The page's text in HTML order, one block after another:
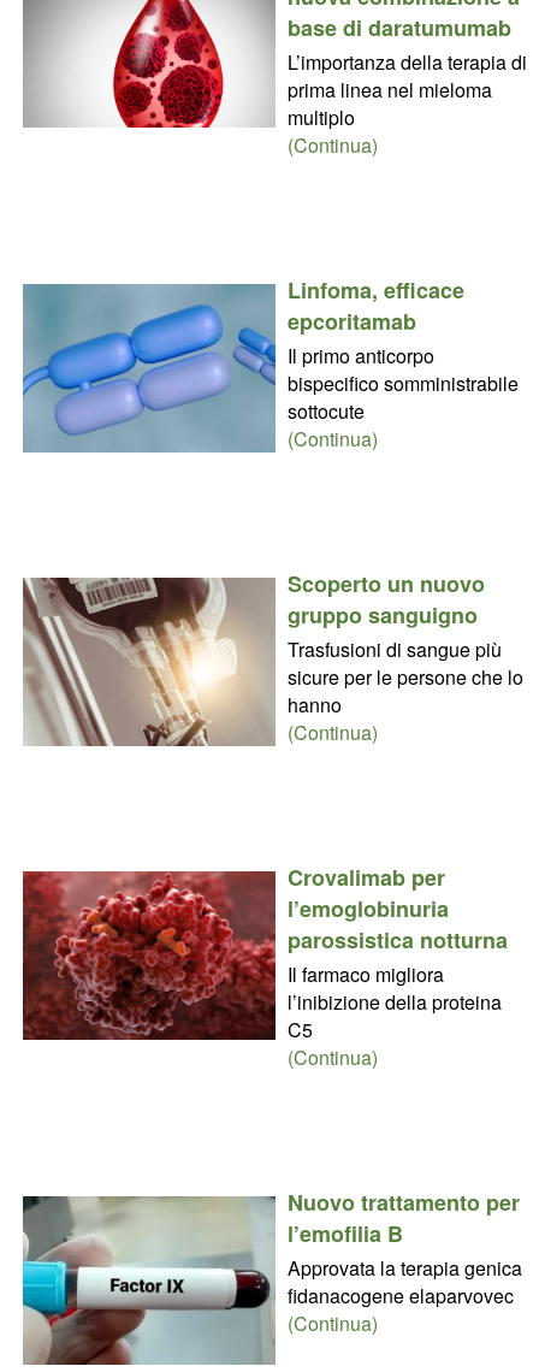
base di daratumumab
L’importanza della terapia di
prima linea nel mieloma
multiplo
(Continua)
Linfoma, efficace
epcoritamab
Il primo anticorpo
bispecifico somministrabile
sottocute
(Continua)
Scoperto un nuovo
gruppo sanguigno
Trasfusioni di sangue più
sicure per le persone che lo
hanno
(Continua)
Crovalimab per
l’emoglobinuria
parossistica notturna
Il farmaco migliora
l’inibizione della proteina
C5
(Continua)
Nuovo trattamento per
l’emofilia B
Approvata la terapia genica
fidanacogene elaparvovec
(Continua)